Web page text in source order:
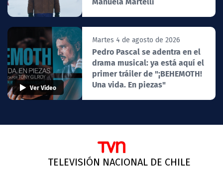
Ver Video
Martes 4 de agosto de 2026
Pedro Pascal se adentra en el
drama musical: ya está aquí el
primer tráiler de "¡BEHEMOTH!
Una vida. En piezas"
TELEVISIÓN NACIONAL DE CHILE